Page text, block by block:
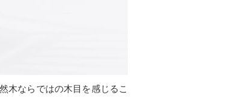
木ならではの木目を感じるこ